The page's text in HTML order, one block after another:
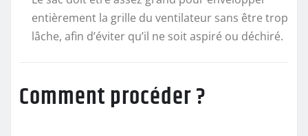
entièrement la grille du ventilateur sans être trop
lâche, afin d’éviter qu’il ne soit aspiré ou déchiré.
Comment procéder ?